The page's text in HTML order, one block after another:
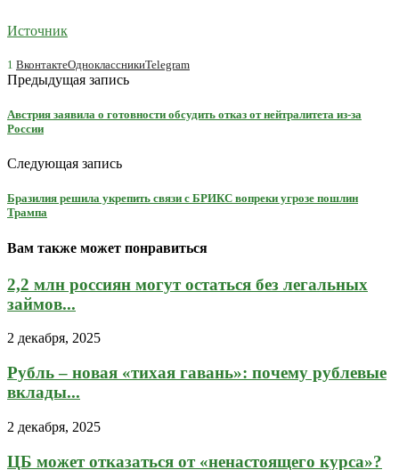
Источник
1 ВконтактеОдноклассникиTelegram
Предыдущая запись
Австрия заявила о готовности обсудить отказ от нейтралитета из-за
России
Следующая запись
Бразилия решила укрепить связи с БРИКС вопреки угрозе пошлин
Трампа
Вам также может понравиться
2,2 млн россиян могут остаться без легальных
займов...
2 декабря, 2025
Рубль – новая «тихая гавань»: почему рублевые
вклады...
2 декабря, 2025
ЦБ может отказаться от «ненастоящего курса»?